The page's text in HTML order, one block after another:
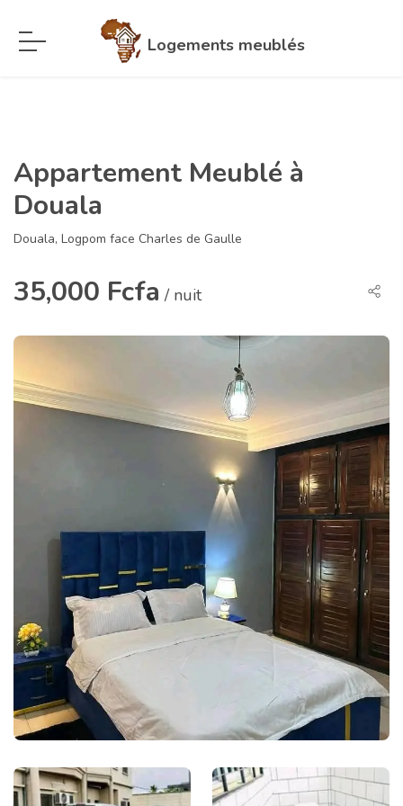
Logements meublés
Appartement Meublé à
Douala
Douala, Logpom face Charles de Gaulle
35,000 Fcfa / nuit